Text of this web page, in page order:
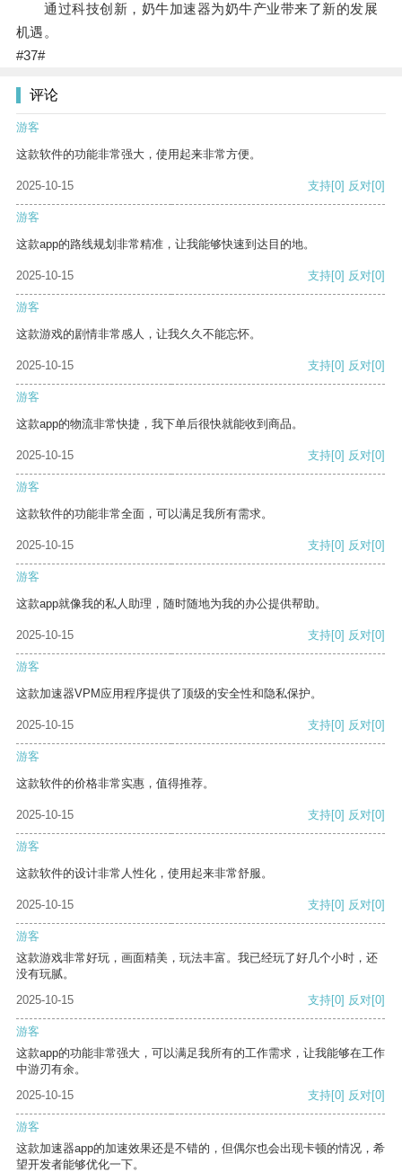
通过科技创新，奶牛加速器为奶牛产业带来了新的发展
机遇。
#37#
评论
游客
这款软件的功能非常强大，使用起来非常方便。
2025-10-15 支持[0] 反对[0]
游客
这款app的路线规划非常精准，让我能够快速到达目的地。
2025-10-15 支持[0] 反对[0]
游客
这款游戏的剧情非常感人，让我久久不能忘怀。
2025-10-15 支持[0] 反对[0]
游客
这款app的物流非常快捷，我下单后很快就能收到商品。
2025-10-15 支持[0] 反对[0]
游客
这款软件的功能非常全面，可以满足我所有需求。
2025-10-15 支持[0] 反对[0]
游客
这款app就像我的私人助理，随时随地为我的办公提供帮助。
2025-10-15 支持[0] 反对[0]
游客
这款加速器VPM应用程序提供了顶级的安全性和隐私保护。
2025-10-15 支持[0] 反对[0]
游客
这款软件的价格非常实惠，值得推荐。
2025-10-15 支持[0] 反对[0]
游客
这款软件的设计非常人性化，使用起来非常舒服。
2025-10-15 支持[0] 反对[0]
游客
这款游戏非常好玩，画面精美，玩法丰富。我已经玩了好几个小时，还
没有玩腻。
2025-10-15
支持[0] 反对[0]
游客
这款app的功能非常强大，可以满足我所有的工作需求，让我能够在工作
中游刃有余。
2025-10-15
支持[0] 反对[0]
游客
这款加速器app的加速效果还是不错的，但偶尔也会出现卡顿的情况，希
望开发者能够优化一下。